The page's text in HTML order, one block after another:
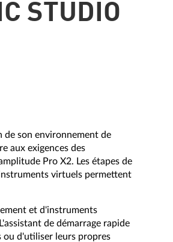
STUDIO
de son environnement de
aux exigences des
Pro X2. Les étapes de
virtuels permettent
et d'instruments
de démarrage rapide
d'utiliser leurs propres